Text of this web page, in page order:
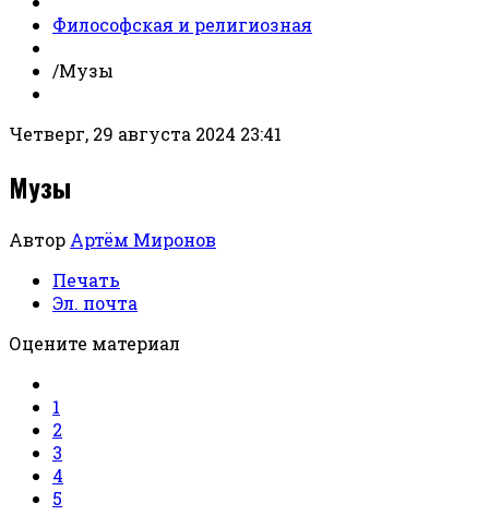
Философская и религиозная
/Музы
Четверг, 29 августа 2024 23:41
Музы
Автор Артём Миронов
Печать
Эл. почта
Оцените материал
1
2
3
4
5